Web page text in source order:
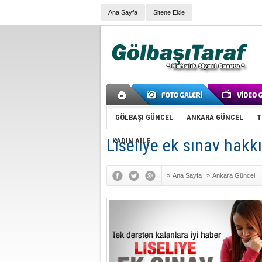
Ana Sayfa Sitene Ekle
GÖLBAŞI GÜNCEL ANKARA GÜNCEL
KADIN AİLE
Liseliye ek sınav hakkı
» Ana Sayfa » Ankara Güncel